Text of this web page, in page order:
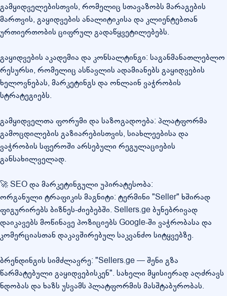
გამყიდველებისთვის, რომელიც სთავაზობს მარაგების
მართვის, გაყიდვების ანალიტიკისა და კლიენტებთან
ურთიერთობის ციფრულ გადაწყვეტილებებს.
გაყიდვების აკადემია და კონსალტინგი: საგანმანათლებლო
რესურსი, რომელიც ასწავლის ადამიანებს გაყიდვების
ხელოვნებას, მარკეტინგს და ონლაინ ვაჭრობის
სტრატეგიებს.
გამყიდველთა ფორუმი და საზოგადოება: პლატფორმა
გამოცდილების გაზიარებისთვის, სიახლეებისა და
ვაჭრობის სფეროში არსებული რეგულაციების
განსახილველად.
🚀 SEO და მარკეტინგული უპირატესობა:
ორგანული ტრაფიკის მაგნიტი: ტერმინი "Seller" ხშირად
ფიგურირებს ბიზნეს-ძიებებში. Sellers.ge ბუნებრივად
დაიკავებს მოწინავე პოზიციებს Google-ში ვაჭრობასა და
კომერციასთან დაკავშირებულ საკვანძო სიტყვებზე.
ბრენდინგის სიმძლავრე: "Sellers.ge — შენი გზა
წარმატებული გაყიდვებისკენ". სახელი მყისიერად აღძრავს
ნდობას და ხაზს უსვამს პლატფორმის მასშტაბურობას.